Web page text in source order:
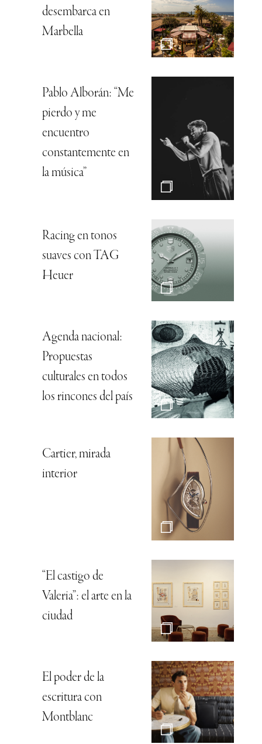
desembarca en
Marbella
Pablo Alborán: “Me
pierdo y me
encuentro
constantemente en
la música”
Racing en tonos
suaves con TAG
Heuer
Agenda nacional:
Propuestas
culturales en todos
los rincones del país
Cartier, mirada
interior
“El castigo de
Valeria”: el arte en la
ciudad
El poder de la
escritura con
Montblanc